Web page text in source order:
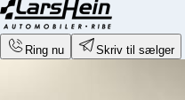
Ring nu Skriv til sælger